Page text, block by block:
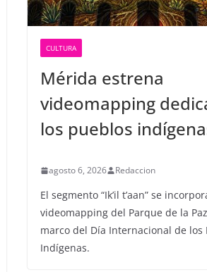
CULTURA
Mérida estrena
videomapping
los pueblos
agosto 6, 2026 Redaccion
El segmento “Ik’il t’aan” se
videomapping del Parque de la
marco del Día Internacional de los
Indígenas.